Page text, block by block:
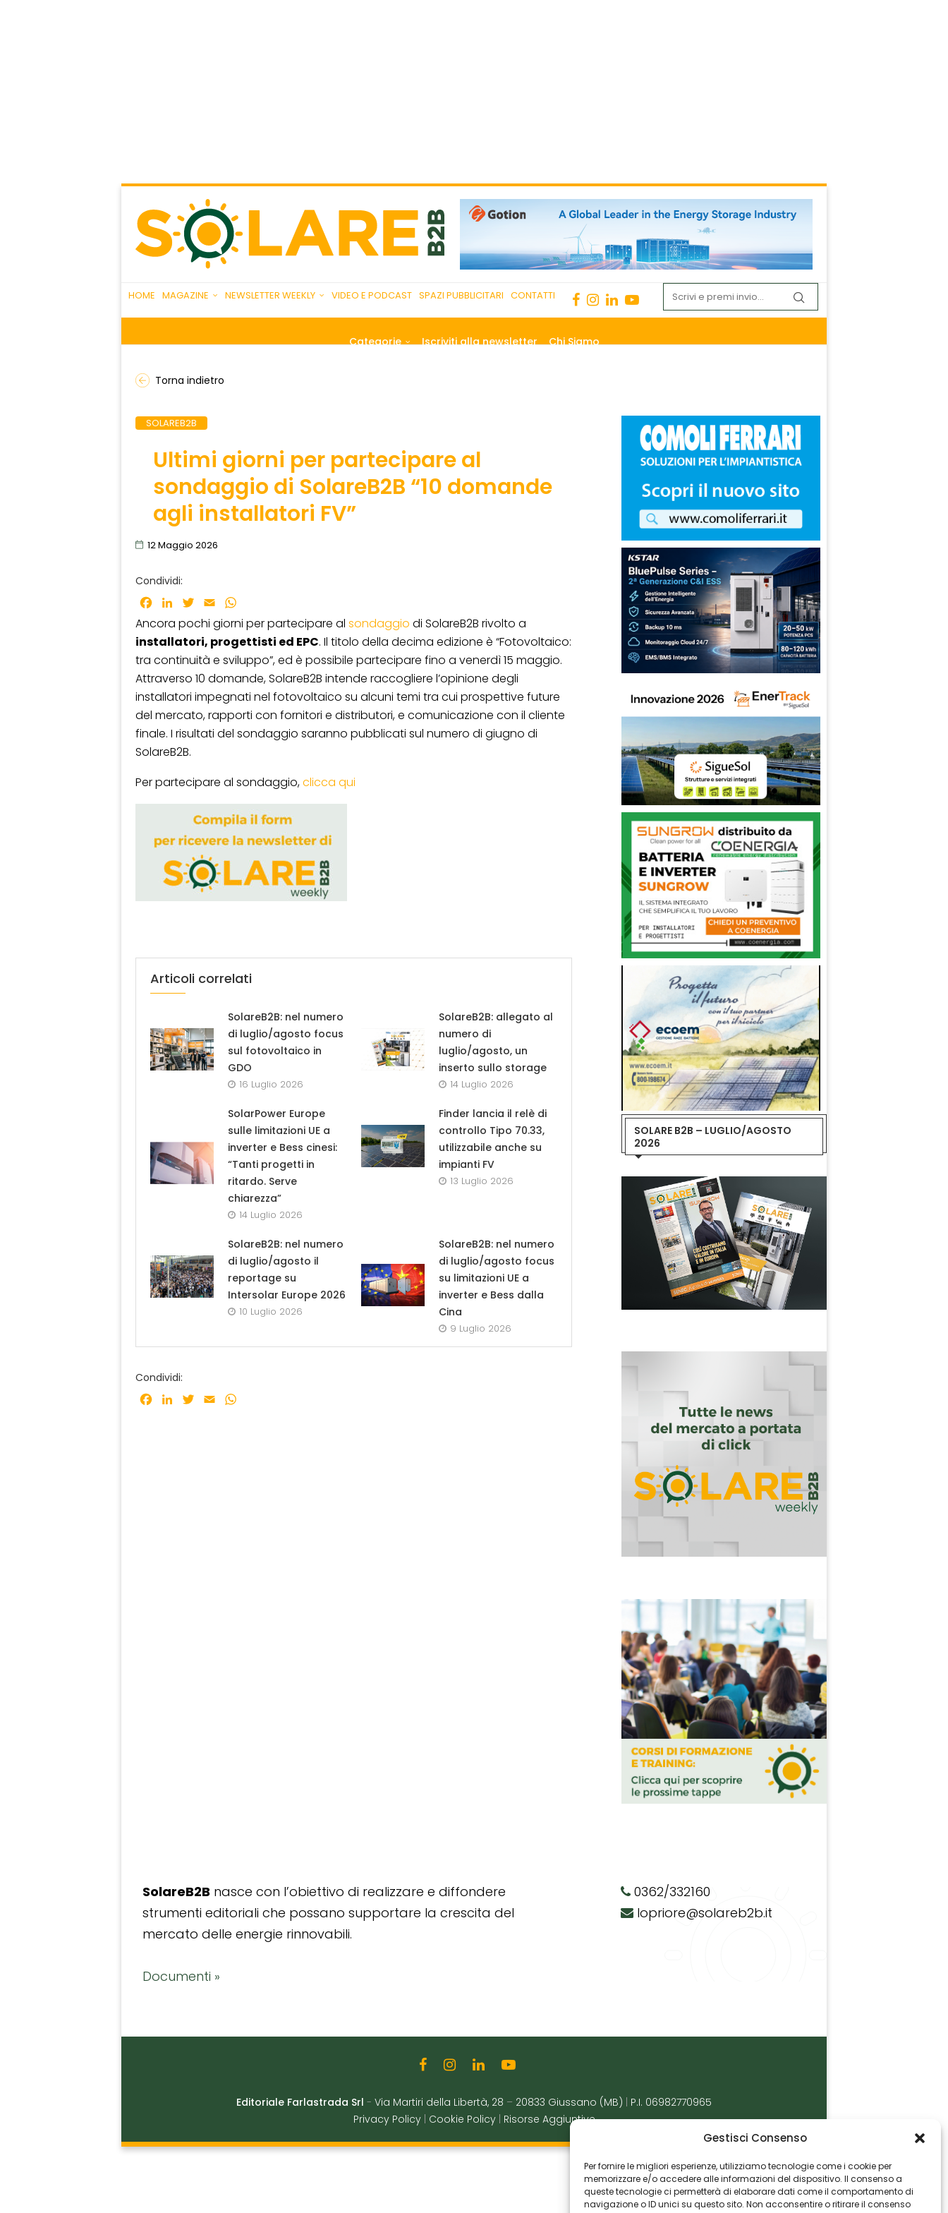
Gestisci Consenso
Per fornire le migliori esperienze, utilizziamo tecnologie come i cookie per
memorizzare e/o accedere alle informazioni del dispositivo. Il consenso a
queste tecnologie ci permetterà di elaborare dati come il comportamento di
navigazione o ID unici su questo sito. Non acconsentire o ritirare il consenso
HOME MAGAZINE NEWSLETTER WEEKLY VIDEO E PODCAST SPAZI PUBBLICITARI CONTATTI
Categorie Iscriviti alla newsletter Chi Siamo
Torna indietro
SOLAREB2B
Ultimi giorni per partecipare al
sondaggio di SolareB2B “10 domande
agli installatori FV”
12 Maggio 2026
Condividi:
Facebook
LinkedInTwitter
Email
Ancora pochi giorni per partecipare al sondaggio di SolareB2B rivolto a
installatori, progettisti ed EPC. Il titolo della decima edizione è “Fotovoltaico:
tra continuità e sviluppo”, ed è possibile partecipare fino a venerdì 15 maggio.
Attraverso 10 domande, SolareB2B intende raccogliere l’opinione degli
installatori impegnati nel fotovoltaico su alcuni temi tra cui prospettive future
del mercato, rapporti con fornitori e distributori, e comunicazione con il cliente
finale. I risultati del sondaggio saranno pubblicati sul numero di giugno di
SolareB2B.
Per partecipare al sondaggio,clicca qui
Articoli correlati
SolareB2B: nel numero
di luglio/agosto focus
sul fotovoltaico in
GDO
16 Luglio 2026
SolareB2B: allegato al
numero di
luglio/agosto, un
inserto sullo storage
14 Luglio 2026
SolarPower Europe
sulle limitazioni UE a
inverter e Bess cinesi:
“Tanti progetti in
ritardo. Serve
chiarezza”
14 Luglio 2026
Finder lancia il relè di
controllo Tipo 70.33,
utilizzabile anche su
impianti FV
13 Luglio 2026
SolareB2B: nel numero
di luglio/agosto il
reportage su
Intersolar Europe 2026
10 Luglio 2026
SolareB2B: nel numero
di luglio/agosto focus
su limitazioni UE a
inverter e Bess dalla
Cina
9 Luglio 2026
Condividi:
Facebook
LinkedInTwitter
Email
SOLARE B2B – LUGLIO/AGOSTO
2026
SolareB2B nasce con l’obiettivo di realizzare e diffondere
strumenti editoriali che possano supportare la crescita del
mercato delle energie rinnovabili.
Documenti »
0362/332160
lopriore@solareb2b.it
Editoriale Farlastrada Srl - Via Martiri della Libertà, 28 – 20833 Giussano (MB)
P.I. 06982770965
Privacy Policy
Cookie Policy Risorse Aggiuntive